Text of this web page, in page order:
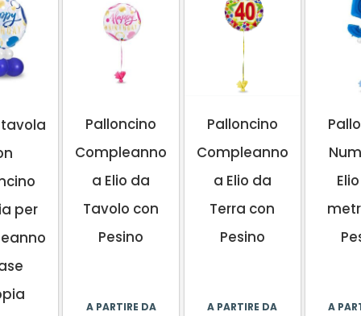
per
Palloncino
Compleanno
a Elio da
Tavolo con
Pesino
A PARTIRE DA
Palloncino
Compleanno
a Elio da
Terra con
Pesino
A PARTIRE DA A